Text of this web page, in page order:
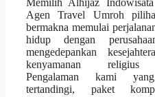
Memilih Alhijaz Indowisata
Agen Travel Umroh
bermakna memulai
hidup dengan
mengedepankan
kenyamanan religius
Pengalaman kami
tertandingi, paket